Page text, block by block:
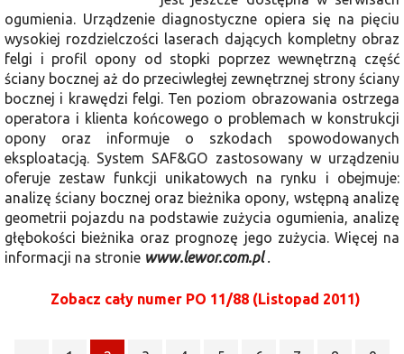
ogumienia. Urządzenie diagnostyczne opiera się na pięciu
wysokiej rozdzielczości laserach dających kompletny obraz
felgi i profil opony od stopki poprzez wewnętrzną część
ściany bocznej aż do przeciwległej zewnętrznej strony ściany
bocznej i krawędzi felgi. Ten poziom obrazowania ostrzega
operatora i klienta końcowego o problemach w konstrukcji
opony oraz informuje o szkodach spowodowanych
eksploatacją. System SAF&GO zastosowany w urządzeniu
oferuje zestaw funkcji unikatowych na rynku i obejmuje:
analizę ściany bocznej oraz bieżnika opony, wstępną analizę
geometrii pojazdu na podstawie zużycia ogumienia, analizę
głębokości bieżnika oraz prognozę jego zużycia. Więcej na
informacji na stronie www.lewor.com.pl .
Zobacz cały numer PO 11/88 (Listopad 2011)